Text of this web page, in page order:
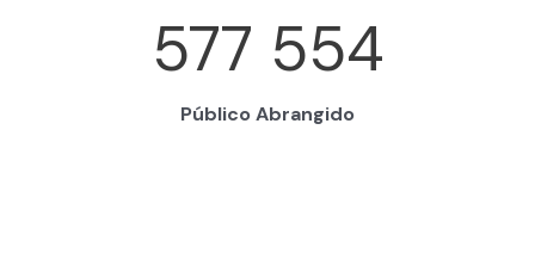
577 554
Público Abrangido